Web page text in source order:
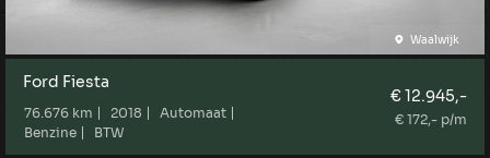
Waalwijk
Ford Fiesta
76.676 km 2018
Automaat
Benzine
BTW
€ 12.945,-
€ 172,- p/m